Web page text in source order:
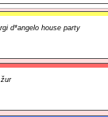
d*angelo house party